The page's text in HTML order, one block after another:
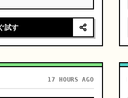
試す
17 HOURS AGO